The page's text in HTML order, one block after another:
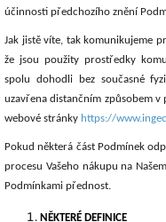
účinnosti předchozího znění
Jak jistě víte, tak komunikujeme
že jsou použity prostředky
spolu dohodli bez současné
uzavřena distančním způsobem
webové stránky https://
Pokud některá část Podmínek
procesu Vašeho nákupu na
Podmínkami přednost.
NĚKTERÉ DEFINICE